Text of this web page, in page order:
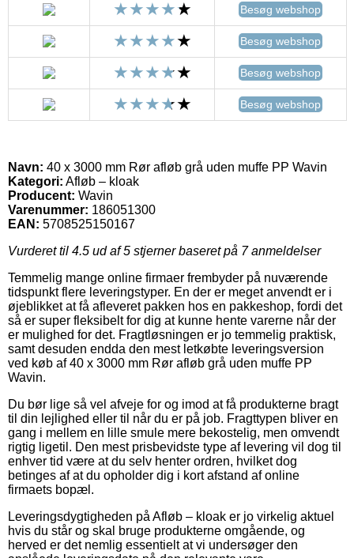
Besøg webshop
Besøg webshop
Besøg webshop
Besøg webshop
Navn: 40 x 3000 mm Rør afløb grå uden muffe PP Wavin
Kategori: Afløb – kloak
Producent: Wavin
Varenummer: 186051300
EAN: 5708525150167
Vurderet til 4.5 ud af 5 stjerner baseret på 7anmeldelser
Temmelig mange online firmaer frembyder på nuværende
tidspunkt flere leveringstyper. En der er meget anvendt er i
øjeblikket at få afleveret pakken hos en pakkeshop, fordi det
så er super fleksibelt for dig at kunne hente varerne når der
er mulighed for det. Fragtløsningen er jo temmelig praktisk,
samt desuden endda den mest letkøbte leveringsversion
ved køb af 40 x 3000 mm Rør afløb grå uden muffe PP
Wavin.
Du bør lige så vel afveje for og imod at få produkterne bragt
til din lejlighed eller til når du er på job. Fragttypen bliver en
gang i mellem en lille smule mere bekostelig, men omvendt
rigtig ligetil. Den mest prisbevidste type af levering vil dog til
enhver tid være at du selv henter ordren, hvilket dog
betinges af at du opholder dig i kort afstand af online
firmaets bopæl.
Leveringsdygtigheden på Afløb – kloak er jo virkelig aktuel
hvis du står og skal bruge produkterne omgående, og
herved er det nemlig essentielt at vi undersøger den